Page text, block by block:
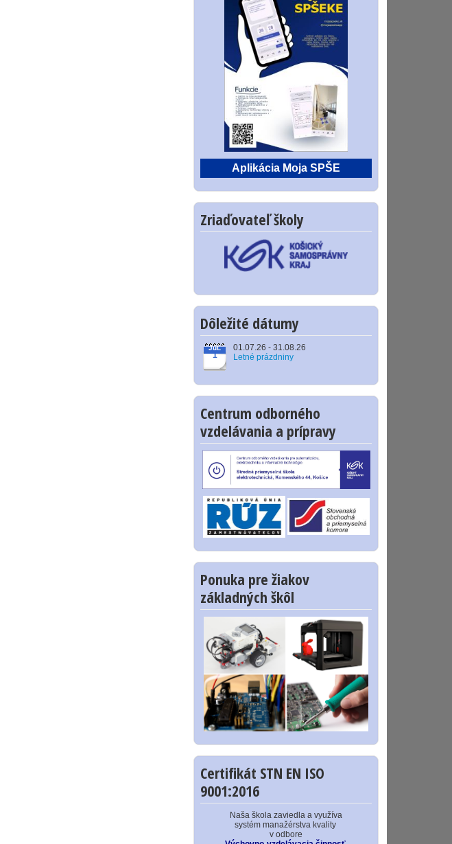
Aplikácia Moja SPŠE
Zriaďovateľ školy
Dôležité dátumy
JúL
1
01.07.26 - 31.08.26
Letné prázdniny
Centrum odborného
vzdelávania a prípravy
Ponuka pre žiakov
základných škôl
Certifikát STN EN ISO
9001:2016
Naša škola zaviedla a využíva
systém manažérstva kvality
v odbore